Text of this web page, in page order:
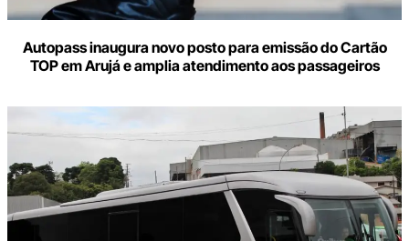
Autopass inaugura novo posto para emissão do Cartão
TOP em Arujá e amplia atendimento aos passageiros